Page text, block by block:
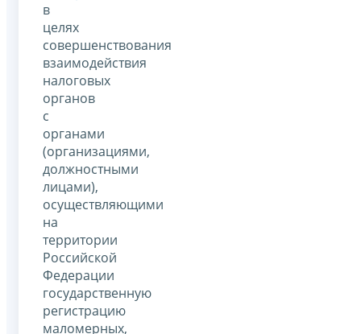
в
целях
совершенствования
взаимодействия
налоговых
органов
с
органами
(организациями,
должностными
лицами),
осуществляющими
на
территории
Российской
Федерации
государственную
регистрацию
маломерных,